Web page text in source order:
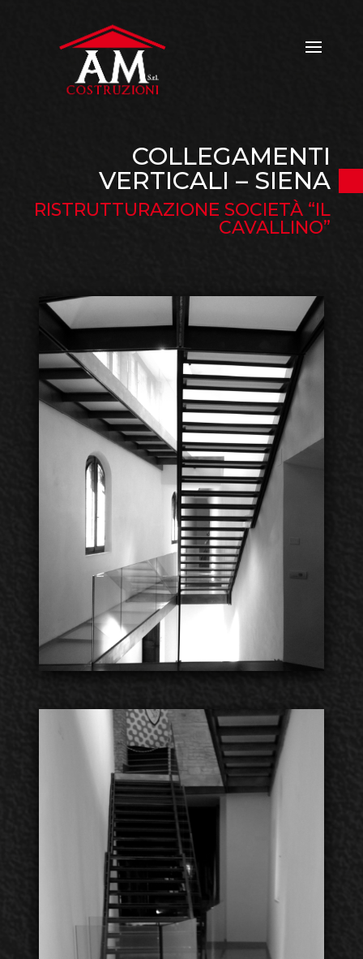
COLLEGAMENTI
VERTICALI – SIENA
RISTRUTTURAZIONE SOCIETÀ “IL
CAVALLINO”